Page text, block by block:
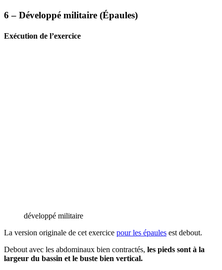
6 – Développé militaire (Épaules)
Exécution de l’exercice
développé militaire
La version originale de cet exercice pour les épaules est debout.
Debout avec les abdominaux bien contractés, les pieds sont à la
largeur du bassin et le buste bien vertical.